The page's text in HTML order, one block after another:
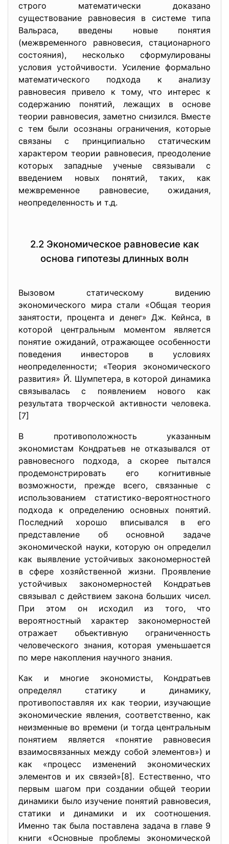
строго математически доказано
существование равновесия в системе типа
Вальраса, введены новые понятия
(межвременного равновесия, стационарного
состояния), несколько сформулированы
условия устойчивости. Усиление формально
математического подхода к анализу
равновесия привело к тому, что интерес к
содержанию понятий, лежащих в основе
теории равновесия, заметно снизился. Вместе
с тем были осознаны ограничения, которые
связаны с принципиально статическим
характером теории равновесия, преодоление
которых западные ученые связывали с
введением новых понятий, таких, как
межвременное равновесие, ожидания,
неопределенность и т.д.
2.2 Экономическое равновесие как
основа гипотезы длинных волн
Вызовом статическому видению
экономического мира стали «Общая теория
занятости, процента и денег» Дж. Кейнса, в
которой центральным моментом является
понятие ожиданий, отражающее особенности
поведения инвесторов в условиях
неопределенности; «Теория экономического
развития» Й. Шумпетера, в которой динамика
связывалась с появлением нового как
результата творческой активности человека.
[7]
В противоположность указанным
экономистам Кондратьев не отказывался от
равновесного подхода, а скорее пытался
продемонстрировать его когнитивные
возможности, прежде всего, связанные с
использованием статистико-вероятностного
подхода к определению основных понятий.
Последний хорошо вписывался в его
представление об основной задаче
экономической науки, которую он определил
как выявление устойчивых закономерностей
в сфере хозяйственной жизни. Проявление
устойчивых закономерностей Кондратьев
связывал с действием закона больших чисел.
При этом он исходил из того, что
вероятностный характер закономерностей
отражает объективную ограниченность
человеческого знания, которая уменьшается
по мере накопления научного знания.
Как и многие экономисты, Кондратьев
определял статику и динамику,
противопоставляя их как теории, изучающие
экономические явления, соответственно, как
неизменные во времени (и тогда центральным
понятием является «понятие равновесия
взаимосвязанных между собой элементов») и
как «процесс изменений экономических
элементов и их связей»[8]. Естественно, что
первым шагом при создании общей теории
динамики было изучение понятий равновесия,
статики и динамики и их соотношения.
Именно так была поставлена задача в главе 9
книги «Основные проблемы экономической